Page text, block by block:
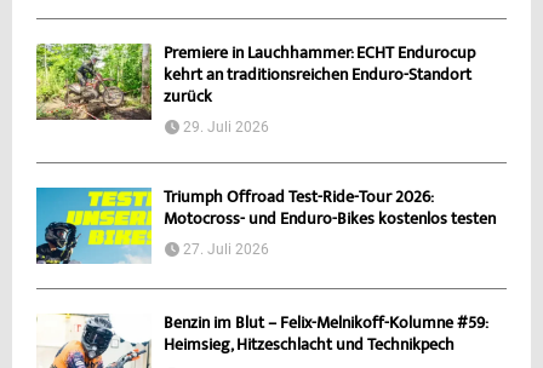
Premiere in Lauchhammer: ECHT Endurocup
kehrt an traditionsreichen Enduro-Standort
zurück
29. Juli 2026
Triumph Offroad Test-Ride-Tour 2026:
Motocross- und Enduro-Bikes kostenlos testen
27. Juli 2026
Benzin im Blut – Felix-Melnikoff-Kolumne #59:
Heimsieg, Hitzeschlacht und Technikpech